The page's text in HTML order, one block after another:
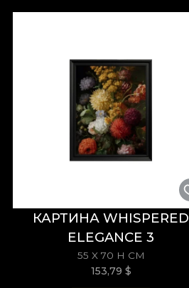
КАРТИНА WHISPERED
ELEGANCE 3
55 X 70 H СМ
153,79 $